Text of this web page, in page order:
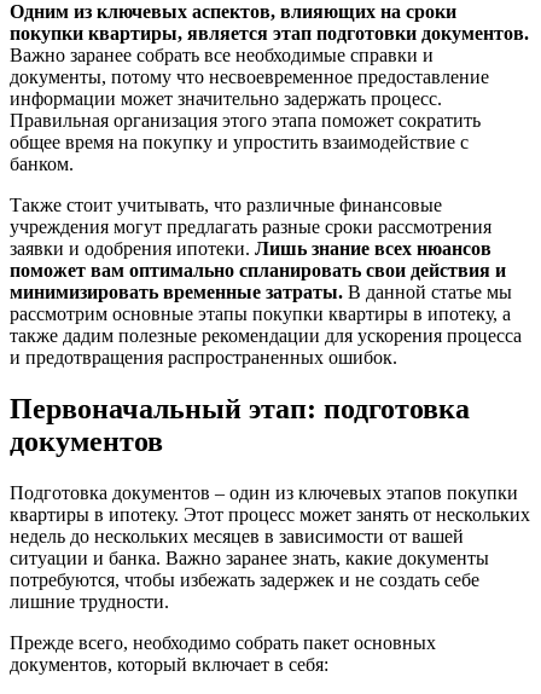
Одним из ключевых аспектов, влияющих на сроки
покупки квартиры, является этап подготовки документов.
Важно заранее собрать все необходимые справки и
документы, потому что несвоевременное предоставление
информации может значительно задержать процесс.
Правильная организация этого этапа поможет сократить
общее время на покупку и упростить взаимодействие с
банком.
Также стоит учитывать, что различные финансовые
учреждения могут предлагать разные сроки рассмотрения
заявки и одобрения ипотеки. Лишь знание всех нюансов
поможет вам оптимально спланировать свои действия и
минимизировать временные затраты. В данной статье мы
рассмотрим основные этапы покупки квартиры в ипотеку, а
также дадим полезные рекомендации для ускорения процесса
и предотвращения распространенных ошибок.
Первоначальный этап: подготовка
документов
Подготовка документов – один из ключевых этапов покупки
квартиры в ипотеку. Этот процесс может занять от нескольких
недель до нескольких месяцев в зависимости от вашей
ситуации и банка. Важно заранее знать, какие документы
потребуются, чтобы избежать задержек и не создать себе
лишние трудности.
Прежде всего, необходимо собрать пакет основных
документов, который включает в себя: